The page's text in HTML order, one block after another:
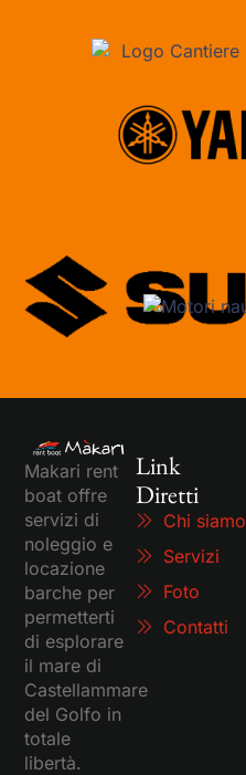
Makari rent
boat offre
servizi di
noleggio e
locazione
barche per
permetterti
di esplorare
il mare di
Castellammare
del Golfo in
totale
libertà.
Link
Diretti
Chi siamo
Servizi
Foto
Contatti